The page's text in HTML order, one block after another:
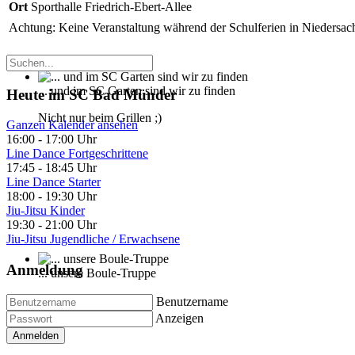
... und im SC Garten sind wir zu finden
Nicht nur beim Grillen ;)
... unsere Boule-Truppe
Kann auch Gymnastik
Ort Sporthalle Friedrich-Ebert-Allee
Achtung: Keine Veranstaltung während der Schulferien in
Heute im SC Bad Münder
Ganzen Kalender ansehen
16:00 - 17:00 Uhr
Line Dance Fortgeschrittene
17:45 - 18:45 Uhr
Line Dance Starter
18:00 - 19:30 Uhr
Jiu-Jitsu Kinder
19:30 - 21:00 Uhr
Jiu-Jitsu Jugendliche / Erwachsene
Anmeldung
Benutzername
Anzeigen
Anmelden